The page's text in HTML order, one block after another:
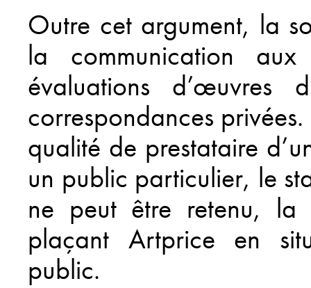
Outre cet argument, la
la communication
évaluations d’œuvres
correspondances
qualité de prestataire
un public particulier, le
ne peut être retenu, la
plaçant Artprice en
public.